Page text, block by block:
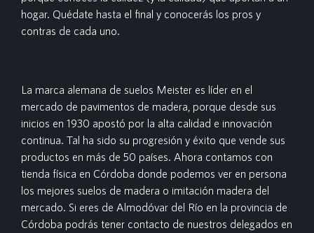
hogar. Quédate hasta el final y conocerás los pros y
contras de cada uno.
La marca alemana de suelos Meister es líder en el
mercado de pavimentos de madera, porque desde sus
inicios en 1930 apostó por la alta calidad e innovación
continua. Tal ha sido su progresión y éxito que vende sus
productos en más de 50 países. Ahora contamos con
tienda física en Córdoba donde podemos ver en persona
los mejores suelos de madera o imitación madera del
mercado. Si eres de Almodóvar del Río en la provincia de
Córdoba podrás tener contacto de nuestros delegados en